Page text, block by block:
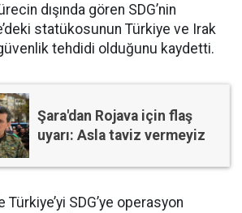
dışında gören SDG’nin
statükosunun Türkiye ve Irak
tehdidi olduğunu kaydetti.
Şara'dan Rojava için flaş
uyarı: Asla taviz vermeyiz
SDG’ye operasyon